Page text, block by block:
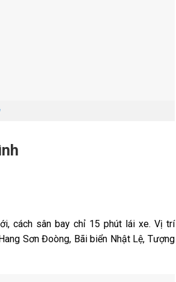
cách sân bay chỉ 15 phút lái xe. Vị trí
Sơn Đoòng, Bãi biển Nhật Lệ, Tượng